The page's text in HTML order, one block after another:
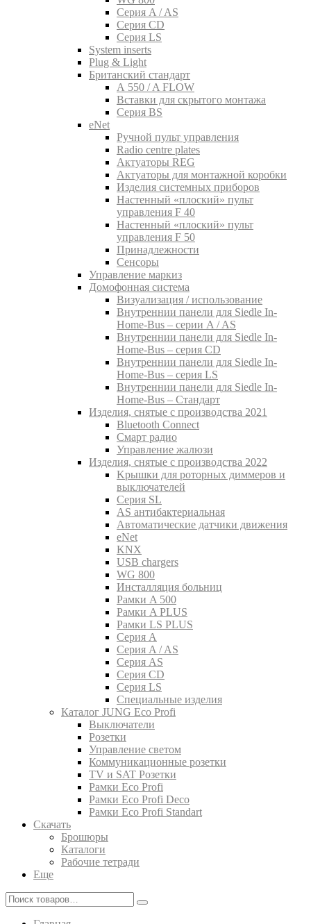
Серия A / AS
Серия CD
Серия LS
System inserts
Plug & Light
Британский стандарт
A 550 / A FLOW
Вставки для скрытого монтажа
Серия BS
eNet
Pучной пульт управления
Radio centre plates
Актуаторы REG
Актуаторы для монтажной коробки
Изделия системных приборов
Настенный «плоский» пульт
управления F 40
Настенный «плоский» пульт
управления F 50
Принадлежности
Сенсоры
Управление маркиз
Домофонная система
Визуализация / использование
Внутреннии панели для Siedle In-
Home-Bus – серии A / AS
Внутреннии панели для Siedle In-
Home-Bus – серия CD
Внутреннии панели для Siedle In-
Home-Bus – серия LS
Внутреннии панели для Siedle In-
Home-Bus – Стандарт
Изделия, снятые с производства 2021
Bluetooth Connect
Смарт радио
Управление жалюзи
Изделия, снятые с производства 2022
Kрышки для роторных диммеров и
выключателей
Серия SL
AS антибактериальная
Aвтоматические датчики движения
eNet
KNX
USB chargers
WG 800
Инсталляция больниц
Рамки A 500
Рамки A PLUS
Рамки LS PLUS
Серия A
Серия A / AS
Серия AS
Серия CD
Серия LS
Специальные изделия
Каталог JUNG Eco Profi
Выключатели
Розетки
Управление светом
Коммуникационные розетки
TV и SAT Розетки
Рамки Eco Profi
Рамки Eco Profi Deco
Рамки Eco Profi Standart
Скачать
Брошюры
Каталоги
Рабочие тетради
Еще